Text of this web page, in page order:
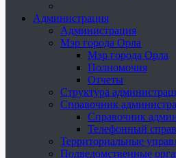
Администрация
Администрация
Мэр города Орла
Мэр города Орла
Полномочия
Отчеты
Структура
Справочник
Справочник
Телефонный
Территориальные
Подведомственные